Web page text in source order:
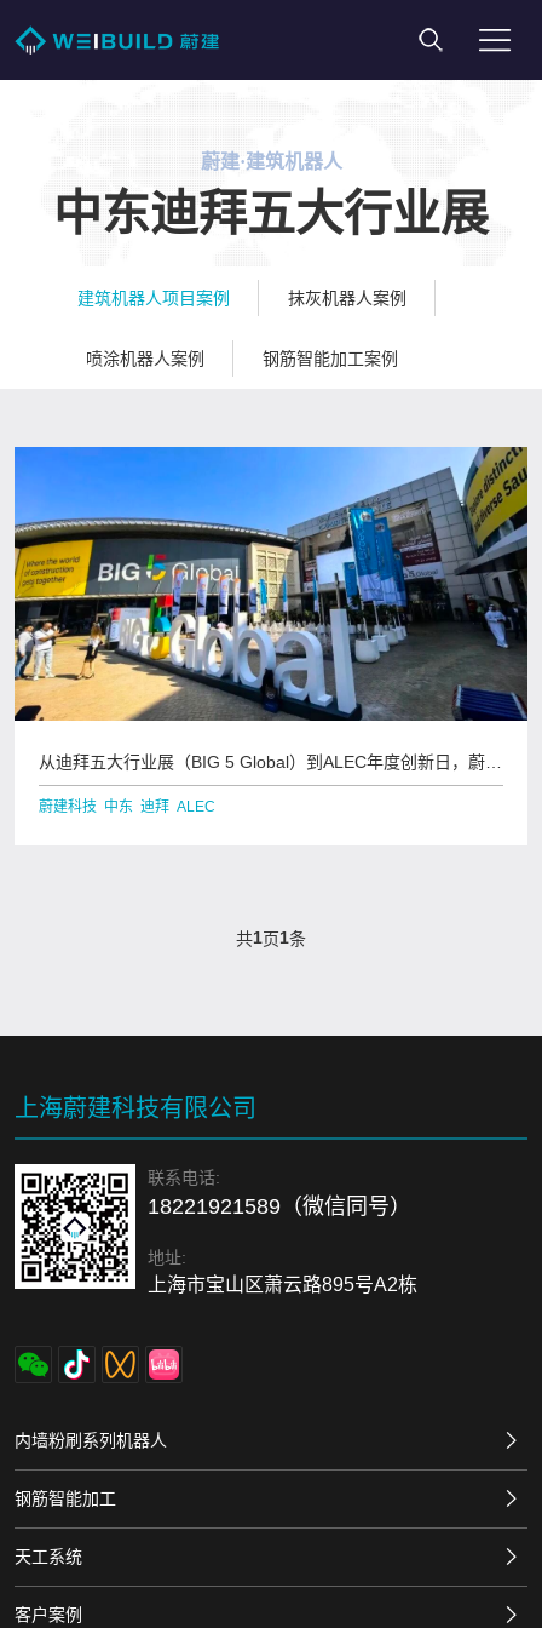
蔚建·建筑机器人
中东迪拜五大行业展
建筑机器人项目案例 抹灰机器人案例
喷涂机器人案例 钢筋智能加工案例
从迪拜五大行业展（BIG 5 Global）到ALEC年度创新日，蔚建
科技深耕中
蔚建科技 中东 迪拜 ALEC
共1页1条
上海蔚建科技有限公司
联系电话:
18221921589（微信同号）
地址:
上海市宝山区萧云路895号A2栋
内墙粉刷系列机器人
钢筋智能加工
天工系统
客户案例